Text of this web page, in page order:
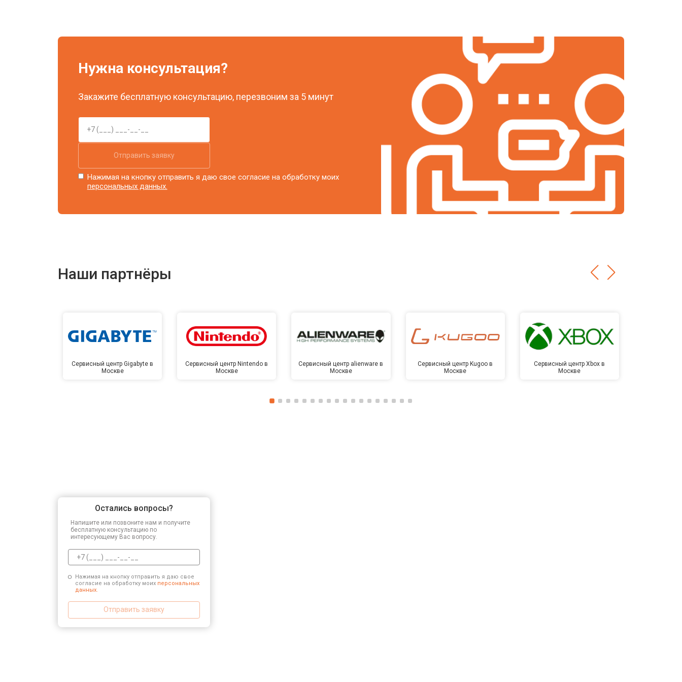
Нужна консультация?
Закажите бесплатную консультацию, перезвоним за 5 минут
Отправить заявку
Нажимая на кнопку отправить я даю свое согласие на обработку моих
персональных данных.
Наши партнёры
Сервисный центр Gigabyte в
Москве
Сервисный центр Nintendo в
Москве
Сервисный центр alienware в
Москве
Сервисный центр Kugoo в
Москве
Сервисный центр Xbox в
Москве
Остались вопросы?
Напишите или позвоните нам и получите
бесплатную консультацию по
интересующему Вас вопросу.
Нажимая на кнопку отправить я даю свое
согласие на обработку моих персональных
данных.
Отправить заявку